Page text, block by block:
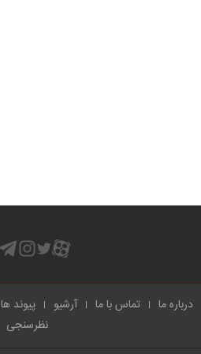
درباره ما تماس با ما آرشیو پیوند ها
نظرسنجی